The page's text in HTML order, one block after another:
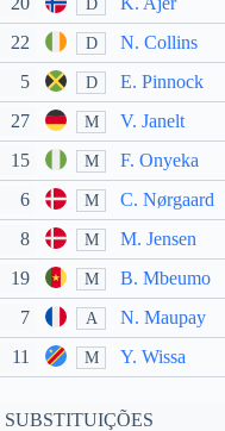
D
22 D N. Collins
5 D E. Pinnock
27 M V. Janelt
15 M F. Onyeka
6 M C. Nørgaard
8 M M. Jensen
19 M B. Mbeumo
7 A N. Maupay
11 M Y. Wissa
SUBSTITUIÇÕES